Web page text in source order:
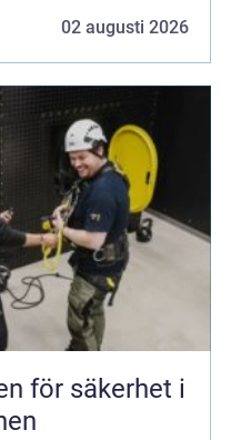
02 augusti 2026
för säkerhet i